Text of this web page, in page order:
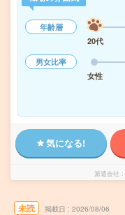
年齢層
20代
男女比率
女性
気になる!
派遣会社
未読 掲載日 2026/08/06